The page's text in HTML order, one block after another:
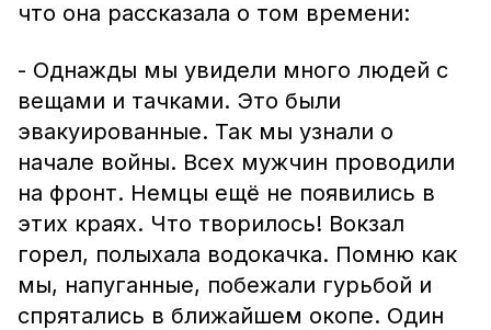
что она рассказала о том времени:
- Однажды мы увидели много людей с
вещами и тачками. Это были
эвакуированные. Так мы узнали о
начале войны. Всех мужчин проводили
на фронт. Немцы ещё не появились в
этих краях. Что творилось! Вокзал
горел, полыхала водокачка. Помню как
мы, напуганные, побежали гурьбой и
спрятались в ближайшем окопе. Один